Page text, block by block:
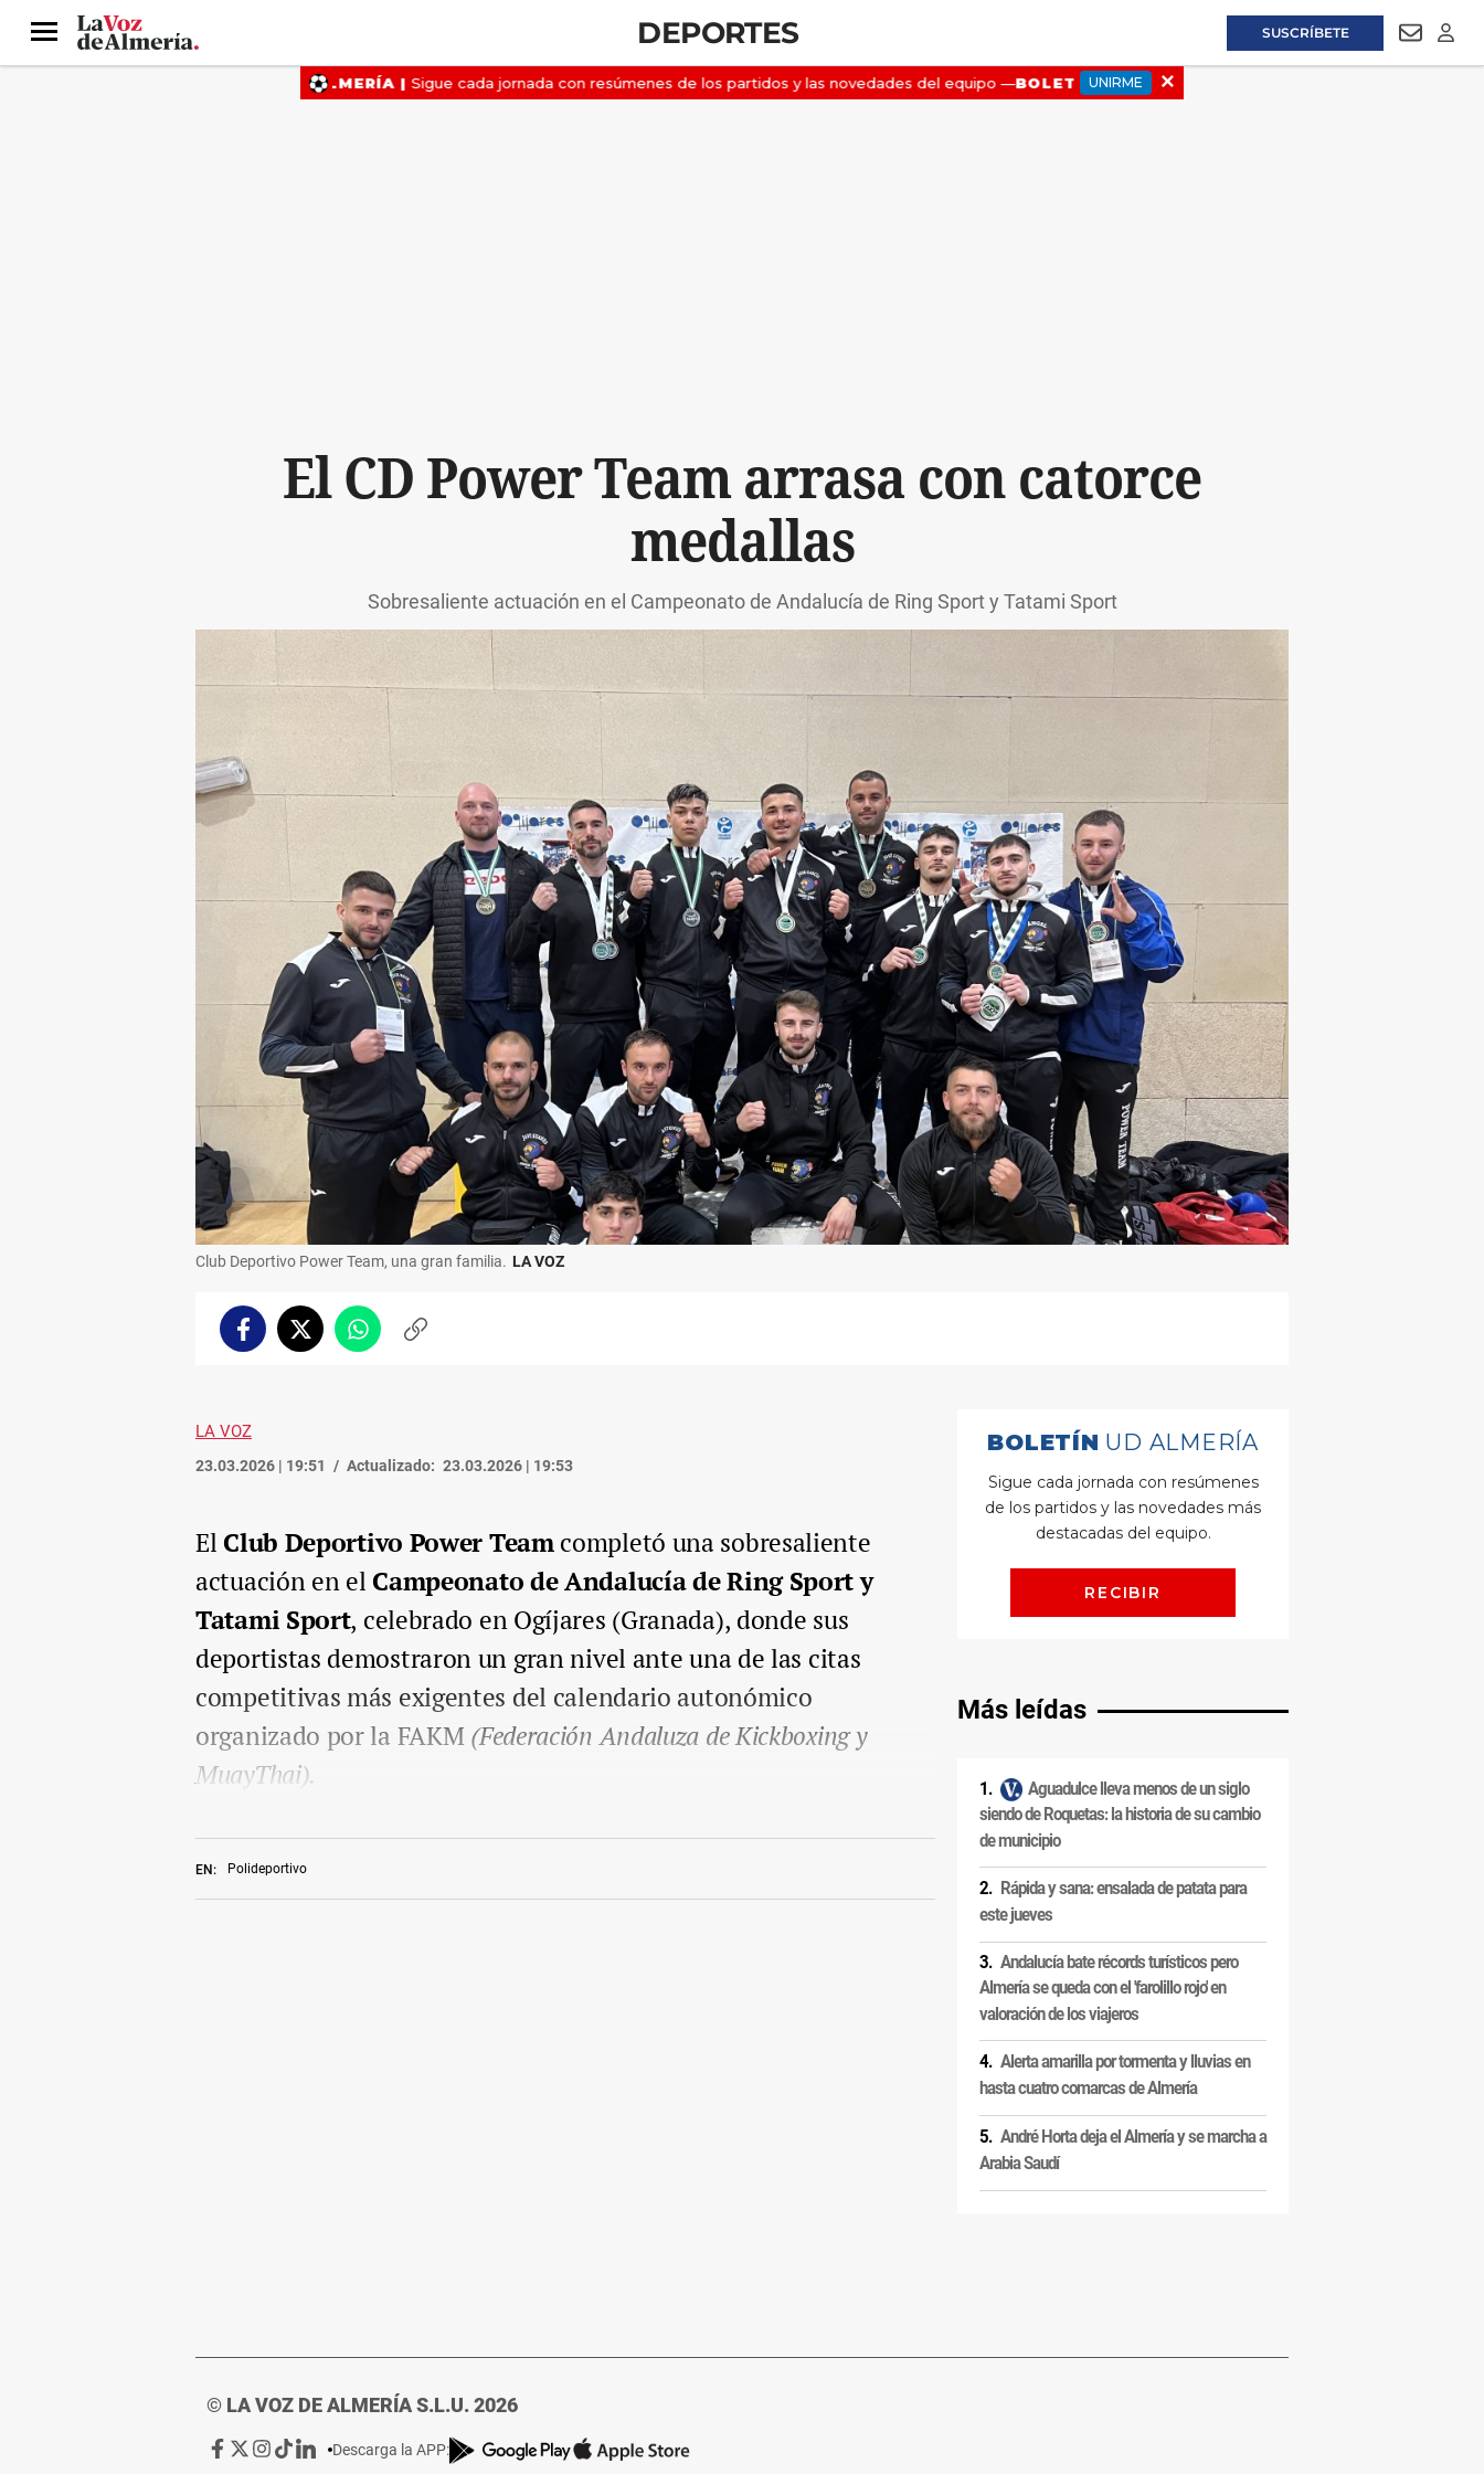
SUSCRÍBETE
Menú DEPORTES
El CD Power Team arrasa con catorce
medallas
Sobresaliente actuación en el Campeonato de Andalucía de Ring Sport y Tatami Sport
Club Deportivo Power Team, una gran familia. LA VOZ
FacebookTwitterWhatsappCopiar
LA VOZ
23.03.2026 | 19:51 Actualizado: 23.03.2026 | 19:53
EN: Polideportivo
El Club Deportivo Power Teamcompletó una sobresaliente
actuación en el Campeonato de Andalucía de Ring Sport y
Tatami Sport, celebrado en Ogíjares (Granada), donde sus
deportistas demostraron un gran nivel ante una de las citas
competitivas más exigentes del calendario autonómico
organizado por la FAKM(Federación Andaluza de Kickboxing y
MuayThai).
Más leídas
Aguadulce lleva menos de un siglo
siendo de Roquetas: la historia de su cambio
de municipio
Rápida y sana: ensalada de patata para
este jueves
Andalucía bate récords turísticos pero
Almería se queda con el 'farolillo rojo' en
valoración de los viajeros
Alerta amarilla por tormenta y lluvias en
hasta cuatro comarcas de Almería
André Horta deja el Almería y se marcha a
Arabia Saudí
© LA VOZ DE ALMERÍA S.L.U. 2026
Ir
Ir
Ir Ir Ir
Descarga la APP: